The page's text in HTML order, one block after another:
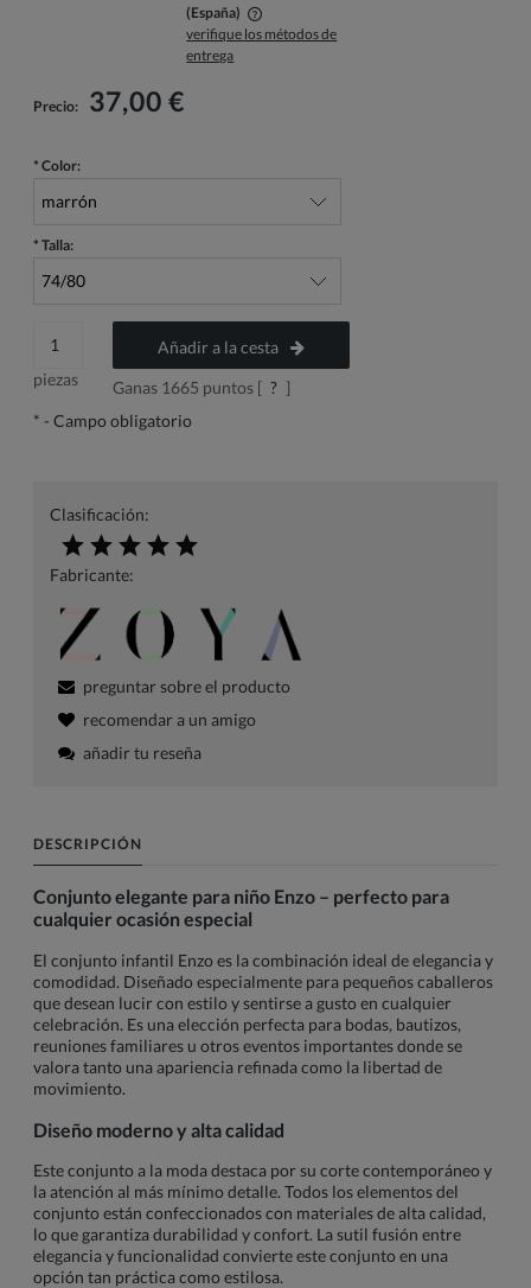
(España)
El precio no incluye los posibles gastos de pago
verifique los métodos de
entrega
Precio: 37,00 €
* Color:
* Talla:
piezas
Añadir a la cesta
Ganas 1665 puntos [ ? ]
* - Campo obligatorio
Clasificación:
Fabricante:
preguntar sobre el producto
recomendar a un amigo
añadir tu reseña
DESCRIPCIÓN
Conjunto elegante para niño Enzo – perfecto para
cualquier ocasión especial
El conjunto infantil Enzo es la combinación ideal de elegancia y
comodidad. Diseñado especialmente para pequeños caballeros
que desean lucir con estilo y sentirse a gusto en cualquier
celebración. Es una elección perfecta para bodas, bautizos,
reuniones familiares u otros eventos importantes donde se
valora tanto una apariencia refinada como la libertad de
movimiento.
Diseño moderno y alta calidad
Este conjunto a la moda destaca por su corte contemporáneo y
la atención al más mínimo detalle. Todos los elementos del
conjunto están confeccionados con materiales de alta calidad,
lo que garantiza durabilidad y confort. La sutil fusión entre
elegancia y funcionalidad convierte este conjunto en una
opción tan práctica como estilosa.